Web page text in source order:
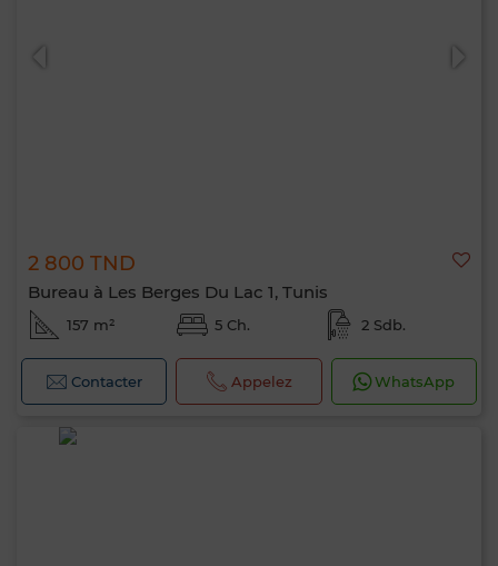
2 800 TND
Bureau à Les Berges Du Lac 1, Tunis
157 m² 5 Ch. 2 Sdb.
Contacter Appelez WhatsApp